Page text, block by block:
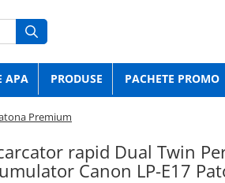
APA PRODUSE PACHETE PROMO
Premium
rapid Dual Twin
Canon LP-E17